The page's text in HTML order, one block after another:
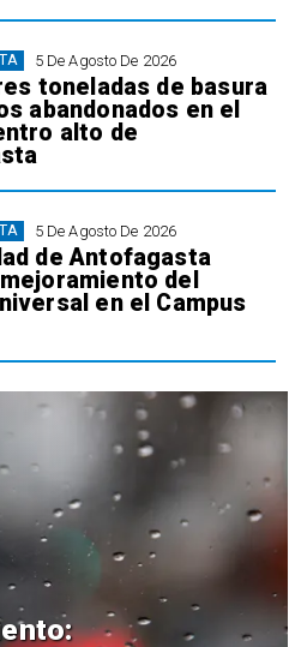
5 De Agosto De 2026
toneladas de basura
abandonados en el
alto de
5 De Agosto De 2026
de Antofagasta
del
en el Campus